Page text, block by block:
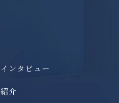
ンタビュー
介